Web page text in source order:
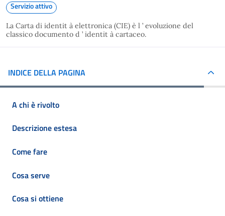
Servizio attivo
La Carta di identit à elettronica (CIE) è l ’ evoluzione del
classico documento d ’ identit à cartaceo.
INDICE DELLA PAGINA
A chi è rivolto
Descrizione estesa
Come fare
Cosa serve
Cosa si ottiene